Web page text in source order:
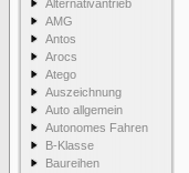
Alternativantrieb
AMG
Antos
Arocs
Atego
Auszeichnung
Auto allgemein
Autonomes Fahren
B-Klasse
Baureihen